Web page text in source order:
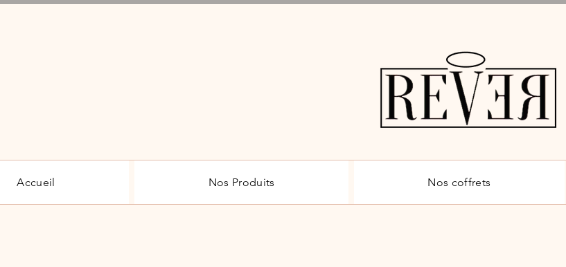
Accueil Nos Produits Nos coffrets